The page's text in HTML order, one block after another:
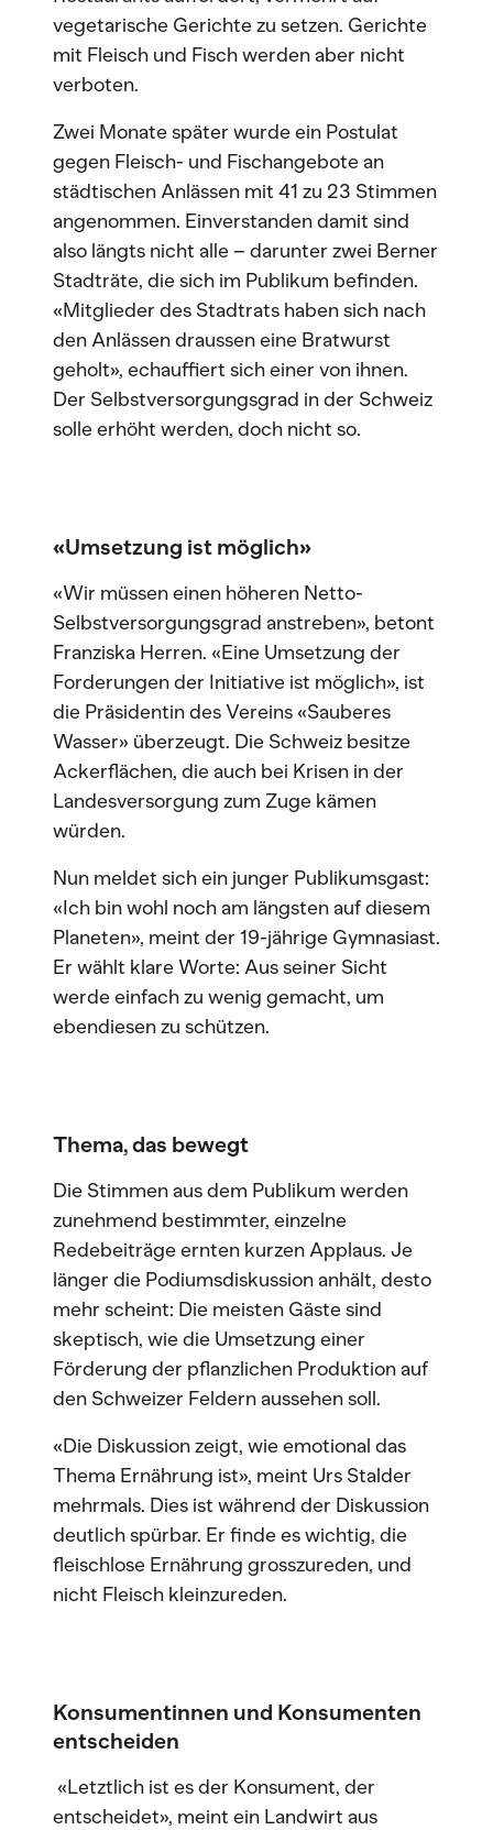
vegetarische Gerichte zu setzen. Gerichte
mit Fleisch und Fisch werden aber nicht
verboten.
Zwei Monate später wurde ein Postulat
gegen Fleisch- und Fischangebote an
städtischen Anlässen mit 41 zu 23 Stimmen
angenommen. Einverstanden damit sind
also längts nicht alle – darunter zwei Berner
Stadträte, die sich im Publikum befinden.
«Mitglieder des Stadtrats haben sich nach
den Anlässen draussen eine Bratwurst
geholt», echauffiert sich einer von ihnen.
Der Selbstversorgungsgrad in der Schweiz
solle erhöht werden, doch nicht so.
«Umsetzung ist möglich»
«Wir müssen einen höheren Netto-
Selbstversorgungsgrad anstreben», betont
Franziska Herren. «Eine Umsetzung der
Forderungen der Initiative ist möglich», ist
die Präsidentin des Vereins «Sauberes
Wasser» überzeugt. Die Schweiz besitze
Ackerflächen, die auch bei Krisen in der
Landesversorgung zum Zuge kämen
würden.
Nun meldet sich ein junger Publikumsgast:
«Ich bin wohl noch am längsten auf diesem
Planeten», meint der 19-jährige Gymnasiast.
Er wählt klare Worte: Aus seiner Sicht
werde einfach zu wenig gemacht, um
ebendiesen zu schützen.
Thema, das bewegt
Die Stimmen aus dem Publikum werden
zunehmend bestimmter, einzelne
Redebeiträge ernten kurzen Applaus. Je
länger die Podiumsdiskussion anhält, desto
mehr scheint: Die meisten Gäste sind
skeptisch, wie die Umsetzung einer
Förderung der pflanzlichen Produktion auf
den Schweizer Feldern aussehen soll.
«Die Diskussion zeigt, wie emotional das
Thema Ernährung ist», meint Urs Stalder
mehrmals. Dies ist während der Diskussion
deutlich spürbar. Er finde es wichtig, die
fleischlose Ernährung grosszureden, und
nicht Fleisch kleinzureden.
Konsumentinnen und Konsumenten
entscheiden
«Letztlich ist es der Konsument, der
entscheidet», meint ein Landwirt aus